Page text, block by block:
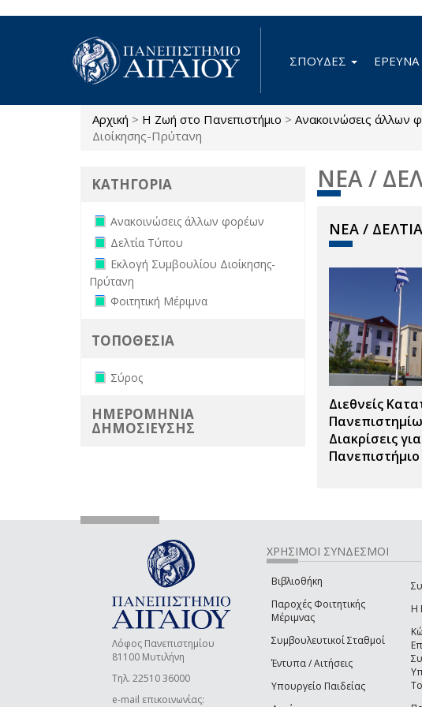
ΣΠΟΥΔΕΣ ΕΡΕΥΝΑ
Είστε εδώ
Αρχική > Η Ζωή στο Πανεπιστήμιο > Ανακοινώσεις άλλων
Διοίκησης-Πρύτανη
ΝΕΑ /
ΝΕΑ /
Διεθνείς
Διακρίσεις
Πανεπιστήμιο
ΚΑΤΗΓΟΡΙΑ
Remove Ανακοινώσεις άλλων
φορέων filter
Ανακοινώσεις άλλων φορέων
Remove Δελτία Τύπου filter
Δελτία Τύπου
Remove Εκλογή Συμβουλίου
Διοίκησης-Πρύτανη filter
Εκλογή Συμβουλίου Διοίκησης-
Πρύτανη
Remove Φοιτητική Μέριμνα filter
Φοιτητική Μέριμνα
ΤΟΠΟΘΕΣΙΑ
Remove Σύρος filter
Σύρος
ΗΜΕΡΟΜΗΝΙΑ
ΔΗΜΟΣΙΕΥΣΗΣ
Λόφος Πανεπιστημίου
81100 Μυτιλήνη
Τηλ. 22510 36000
e-mail επικοινωνίας:
ΧΡΗΣΙΜΟΙ ΣΥΝΔΕΣΜΟΙ
Βιβλιοθήκη
Παροχές Φοιτητικής
Μέριμνας
Συμβουλευτικοί Σταθμοί
Έντυπα / Αιτήσεις
Υπουργείο Παιδείας
Η